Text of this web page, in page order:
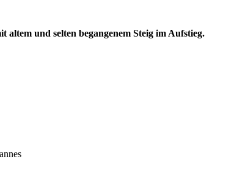
und selten begangenem Steig im Aufstieg.